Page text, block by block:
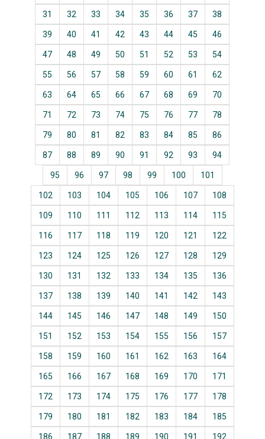
31 32 33 34 35 36 37 38
39 40 41 42 43 44 45 46
47 48 49 50 51 52 53 54
55 56 57 58 59 60 61 62
63 64 65 66 67 68 69 70
71 72 73 74 75 76 77 78
79 80 81 82 83 84 85 86
87 88 89 90 91 92 93 94
95 96 97 98 99 100 101
102 103 104 105 106 107 108
109 110 111 112 113 114 115
116 117 118 119 120 121 122
123 124 125 126 127 128 129
130 131 132 133 134 135 136
137 138 139 140 141 142 143
144 145 146 147 148 149 150
151 152 153 154 155 156 157
158 159 160 161 162 163 164
165 166 167 168 169 170 171
172 173 174 175 176 177 178
179 180 181 182 183 184 185
186 187 188 189 190 191 192